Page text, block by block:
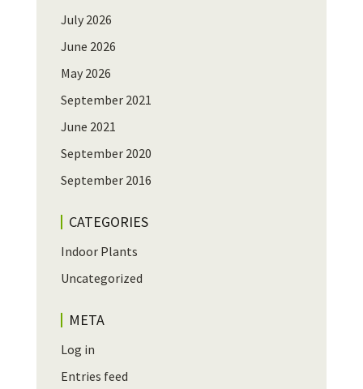
July 2026
June 2026
May 2026
September 2021
June 2021
September 2020
September 2016
CATEGORIES
Indoor Plants
Uncategorized
META
Log in
Entries feed